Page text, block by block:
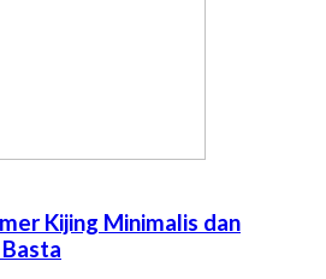
Kijing Minimalis dan